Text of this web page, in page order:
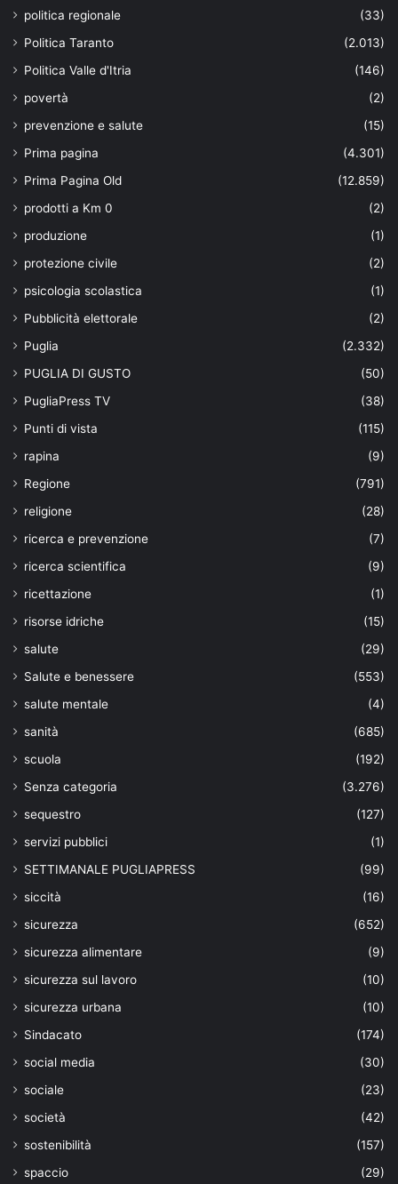
politica regionale
(33)
Politica Taranto
(2.013)
Politica Valle d'Itria
(146)
povertà
(2)
prevenzione e salute
(15)
Prima pagina
(4.301)
Prima Pagina Old
(12.859)
prodotti a Km 0
(2)
produzione
(1)
protezione civile
(2)
psicologia scolastica
(1)
Pubblicità elettorale
(2)
Puglia
(2.332)
PUGLIA DI GUSTO
(50)
PugliaPress TV
(38)
Punti di vista
(115)
rapina
(9)
Regione
(791)
religione
(28)
ricerca e prevenzione
(7)
ricerca scientifica
(9)
ricettazione
(1)
risorse idriche
(15)
salute
(29)
Salute e benessere
(553)
salute mentale
(4)
sanità
(685)
scuola
(192)
Senza categoria
(3.276)
sequestro
(127)
servizi pubblici
(1)
SETTIMANALE PUGLIAPRESS
(99)
siccità
(16)
sicurezza
(652)
sicurezza alimentare
(9)
sicurezza sul lavoro
(10)
sicurezza urbana
(10)
Sindacato
(174)
social media
(30)
sociale
(23)
società
(42)
sostenibilità
(157)
spaccio
(29)